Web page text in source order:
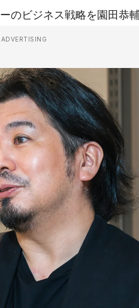
のビジネス戦略を園田恭
ADVERTISING